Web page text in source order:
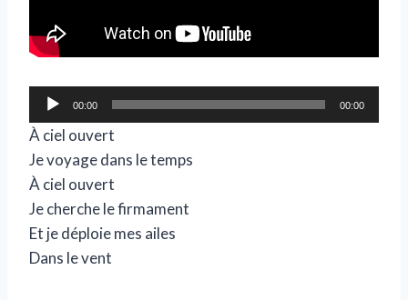
e
c
t
e
u
r
a
00:00 00:00
À ciel ouvert
Je voyage dans le temps
À ciel ouvert
Je cherche le firmament
Et je déploie mes ailes
Dans le vent